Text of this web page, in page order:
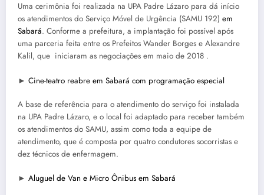
Uma cerimônia foi realizada na UPA Padre Lázaro para dá início
os atendimentos do Serviço Móvel de Urgência (SAMU 192) em
Sabará. Conforme a prefeitura, a implantação foi possível após
uma parceria feita entre os Prefeitos Wander Borges e Alexandre
Kalil, que iniciaram as negociações em maio de 2018 .
► Cine-teatro reabre em Sabará com programação especial
A base de referência para o atendimento do serviço foi instalada
na UPA Padre Lázaro, e o local foi adaptado para receber também
os atendimentos do SAMU, assim como toda a equipe de
atendimento, que é composta por quatro condutores socorristas e
dez técnicos de enfermagem.
► Aluguel de Van e Micro Ônibus em Sabará